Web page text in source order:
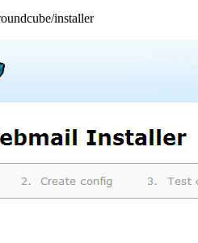
installer